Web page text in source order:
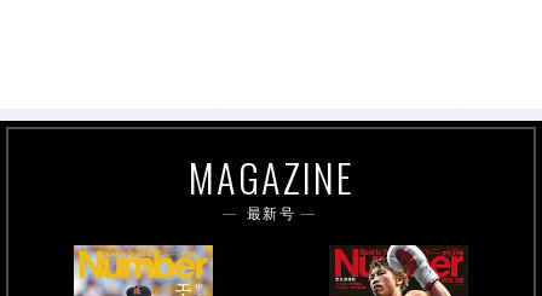
MAGAZINE
最新号